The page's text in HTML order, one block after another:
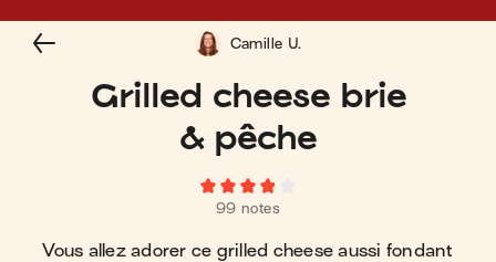
Grilled cheese brie
& pêche
99 notes
Vous allez adorer ce grilled cheese aussi fondant
Camille U.